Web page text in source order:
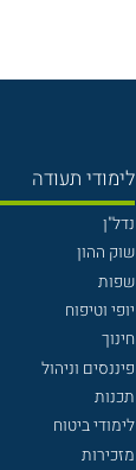
לימודי תעודה
נדל"ן
שוק ההון
שפות
יופי וטיפוח
חינוך
פיננסים וניהול
תכנות
לימודי ביטוח
מזכירות